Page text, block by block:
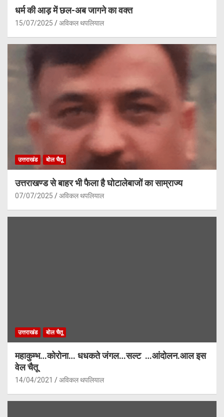
धर्म की आड़ में छल-अब जागने का वक्त
15/07/2025 अविकल थपलियाल
उत्तराखंड बोल चैतू
उत्तराखण्ड से बाहर भी फैला है घोटालेबाजों का साम्राज्य
07/07/2025 अविकल थपलियाल
उत्तराखंड बोल चैतू
महाकुम्भ…कोरोना… धधकते जंगल…सल्ट …आंदोलन.आल इस
वेल चैतू
14/04/2021 अविकल थपलियाल